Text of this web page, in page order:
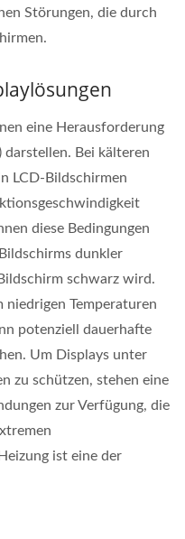
Störungen, die durch
eine Herausforderung
darstellen. Bei kälteren
LCD-Bildschirmen
diese Bedingungen
dunkler
schwarz wird.
niedrigen Temperaturen
potenziell dauerhafte
Um Displays unter
zu schützen, stehen eine
zur Verfügung, die
ist eine der